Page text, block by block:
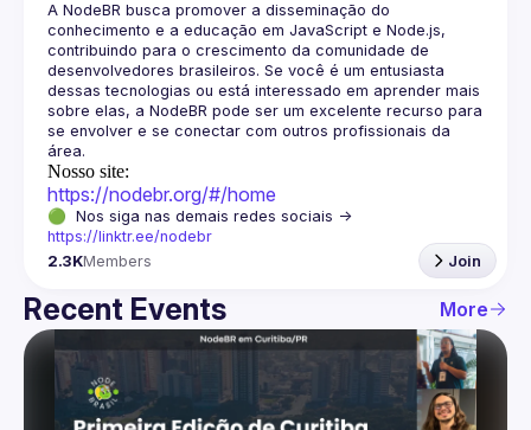
A NodeBR busca promover a disseminação do
conhecimento e a educação em JavaScript e Node.js,
contribuindo para o crescimento da comunidade de
desenvolvedores brasileiros. Se você é um entusiasta
dessas tecnologias ou está interessado em aprender mais
sobre elas, a NodeBR pode ser um excelente recurso para
se envolver e se conectar com outros profissionais da
Nosso site:
https://nodebr.org/#/home
https://linktr.ee/nodebr
2.3KMembers Join
Recent Events More